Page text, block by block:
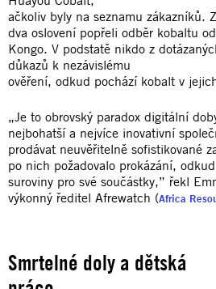
ačkoliv byly na seznamu zákazníků.
dva oslovení popřeli odběr kobaltu
Kongo. V podstatě nikdo z
důkazů k nezávislému
ověření, odkud pochází kobalt v
„Je to obrovský paradox digitální
nejbohatší a nejvíce inovativní
prodávat neuvěřitelně sofistikované
po nich požadovalo prokázání,
suroviny pro své součástky,” řekl
výkonný ředitel Afrewatch (Africa
Smrtelné doly a dětská